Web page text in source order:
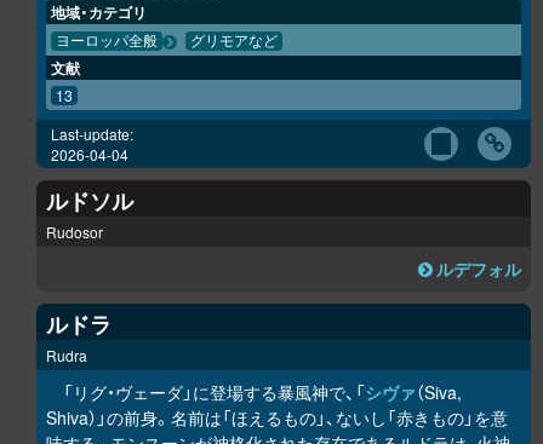
地域・カテゴリ
ヨーロッパ全般 グリモアなど
文献
13
Last-update:
2026-04-04
ルドソル
Rudosor
ルデフォル
ルドラ
Rudra
「リグ・ヴェーダ」に登場する暴風神で、「シヴァ（Siva,
Shiva）」の前身。名前は「ほえるもの」、ないし「赤きもの」を意